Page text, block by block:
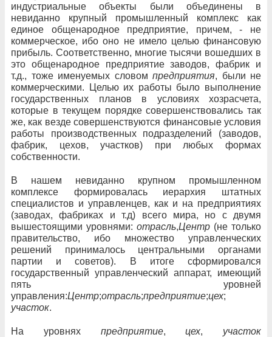
индустриальные объекты были объединены в
невиданно крупный промышленный комплекс как
единое общенародное предприятие, причем, - не
коммерческое, ибо оно не имело целью финансовую
прибыль. Соответственно, многие тысячи вошедших в
это общенародное предприятие заводов, фабрик и
т.д., тоже именуемых словом предприятия, были не
коммерческими. Целью их работы было выполнение
государственных планов в условиях хозрасчета,
которые в текущем порядке совершенствовались так
же, как везде совершенствуются финансовые условия
работы производственных подразделений (заводов,
фабрик, цехов, участков) при любых формах
собственности.
В нашем невиданно крупном промышленном
комплексе формировалась иерархия штатных
специалистов и управленцев, как и на предприятиях
(заводах, фабриках и т.д) всего мира, но с двумя
вышестоящими уровнями: отрасль,Центр (не только
правительство, ибо множество управленческих
решений принималось центральными органами
партии и советов). В итоге сформировался
государственный управленческий аппарат, имеющий
пять уровней
управления:Центр;отрасль;предприятие;цех;
участок.
На уровнях предприятие,цех, участок